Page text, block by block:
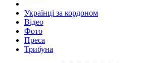
Українці за кордоном
Відео
Фото
Преса
Трибуна